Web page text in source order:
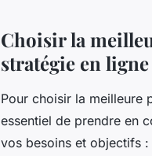
Choisir la
stratégie en ligne
Pour choisir la meilleure
essentiel de prendre en
vos besoins et objectifs